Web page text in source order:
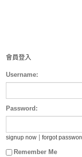
會員登入
Username:
Password:
signup now forgot
Remember Me